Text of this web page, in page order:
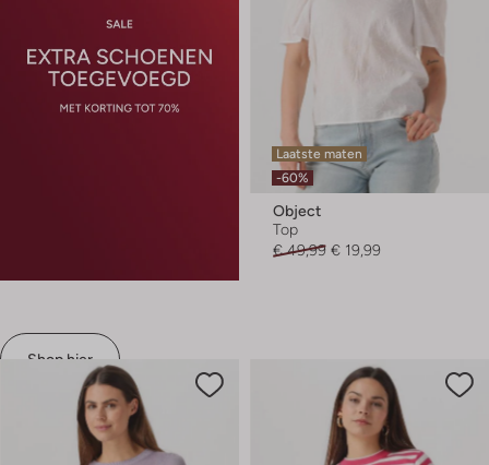
Shop hier
Laatste maten
-60%
Object
Top
€ 49,99 € 19,99